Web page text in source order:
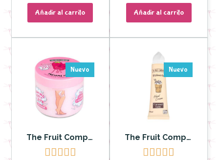
Añadir al carrito Añadir al carrito
Nuevo
The Fruit Company - Exfoliante y Jabón Corporal Fresa 2en1 400 gr

Nuevo
The Fruit Company - Crema de manos CARAMEL LATTE
